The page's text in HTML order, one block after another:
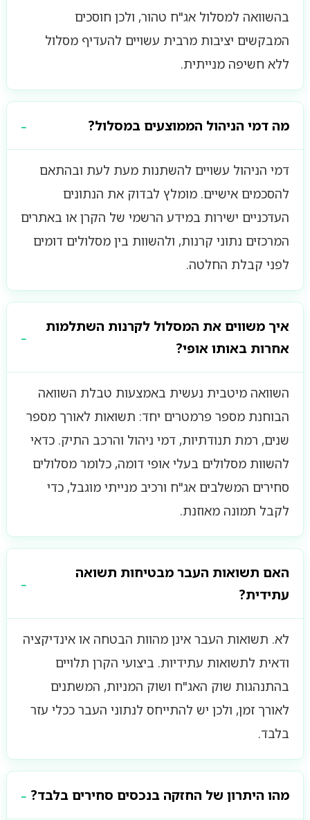
בהשוואה למסלול אג"ח טהור, ולכן חוסכים
המבקשים יציבות מרבית עשויים להעדיף מסלול
ללא חשיפה מנייתית.
מה דמי הניהול הממוצעים במסלול?
דמי הניהול עשויים להשתנות מעת לעת ובהתאם
להסכמים אישיים. מומלץ לבדוק את הנתונים
העדכניים ישירות במידע הרשמי של הקרן או באתרים
המרכזים נתוני קרנות, ולהשוות בין מסלולים דומים
לפני קבלת החלטה.
איך משווים את המסלול לקרנות השתלמות
אחרות באותו אופי?
השוואה מיטבית נעשית באמצעות טבלת השוואה
הבוחנת מספר פרמטרים יחד: תשואות לאורך מספר
שנים, רמת תנודתיות, דמי ניהול והרכב התיק. כדאי
להשוות מסלולים בעלי אופי דומה, כלומר מסלולים
סחירים המשלבים אג"ח ורכיב מנייתי מוגבל, כדי
לקבל תמונה מאוזנת.
האם תשואות העבר מבטיחות תשואה
עתידית?
לא. תשואות העבר אינן מהוות הבטחה או אינדיקציה
ודאית לתשואות עתידיות. ביצועי הקרן תלויים
בהתנהגות שוק האג"ח ושוק המניות, המשתנים
לאורך זמן, ולכן יש להתייחס לנתוני העבר ככלי עזר
בלבד.
מהו היתרון של החזקה בנכסים סחירים בלבד?